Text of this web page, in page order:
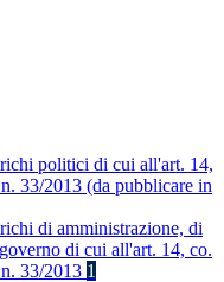
politici di cui all'art. 14,
33/2013 (da pubblicare in
di amministrazione, di
di cui all'art. 14, co.
33/2013 1